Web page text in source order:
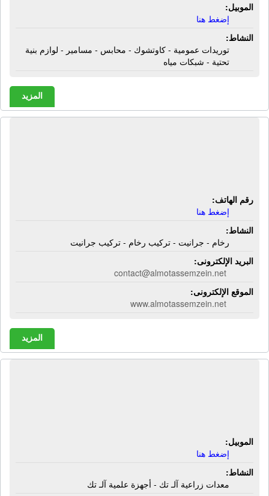
الموبيل:
إضغط هنا
النشاط:
توريدات عمومية - كاوتشوك - محابس - مسامير - لوازم بنية
تحتية - شبكات مياه
المزيد
رقم الهاتف:
إضغط هنا
النشاط:
رخام - جرانيت - تركيب رخام - تركيب جرانيت
البريد الإلكترونى:
contact@almotassemzein.net
الموقع الإلكترونى:
www.almotassemzein.net
المزيد
الموبيل:
إضغط هنا
النشاط:
معدات زراعية آلـ تك - أجهزة علمية آلـ تك